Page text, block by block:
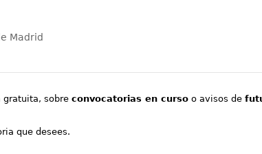
Madrid
gratuita, sobreconvocatorias en curso o avisos de
que desees.